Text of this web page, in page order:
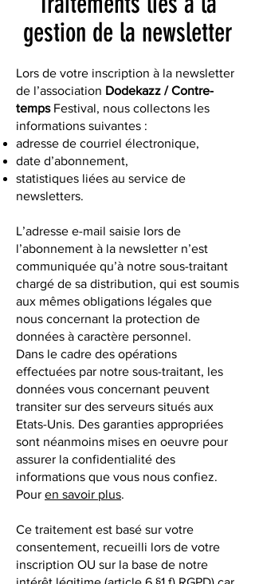
gestion de la newsletter
Lors de votre inscription à la newsletter
de l’association Dodekazz / Contre-
tempsFestival, nous collectons les
informations suivantes :
adresse de courriel électronique,
date d’abonnement,
statistiques liées au service de
newsletters.
L’adresse e-mail saisie lors de
l’abonnement à la newsletter n’est
communiquée qu’à notre sous-traitant
chargé de sa distribution, qui est soumis
aux mêmes obligations légales que
nous concernant la protection de
données à caractère personnel.
Dans le cadre des opérations
effectuées par notre sous-traitant, les
données vous concernant peuvent
transiter sur des serveurs situés aux
Etats-Unis. Des garanties appropriées
sont néanmoins mises en oeuvre pour
assurer la confidentialité des
informations que vous nous confiez.
Pour en savoir plus.
Ce traitement est basé sur votre
consentement, recueilli lors de votre
inscription OU sur la base de notre